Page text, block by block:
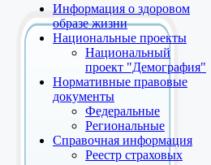
Информация о здоровом
образе жизни
Национальные проекты
Национальный
проект "Демография"
Нормативные правовые
документы
Федеральные
Региональные
Справочная информация
Реестр страховых